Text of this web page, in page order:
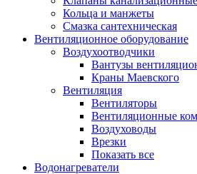
Кольца и манжеты
Смазка сантехническая
Вентиляционное оборудование
Воздухоотводчики
Вантузы
Краны Маевского
Вентиляция
Вентиляторы
Вентиляционные
Воздуховоды
Врезки
Показать все
Водонагреватели